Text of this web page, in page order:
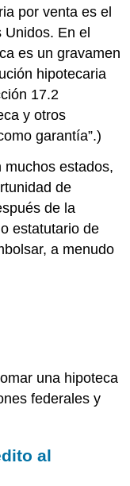
por venta es el
En el
es un gravamen
hipotecaria
17.2
y otros
garantía”.)
muchos estados,
de
de la
estatutario de
a menudo
una hipoteca
federales y
al